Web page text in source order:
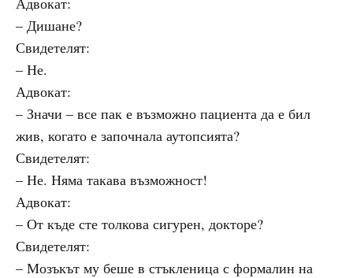
– Дишане?
Свидетелят:
– Не.
Адвокат:
– Значи – все пак е възможно пациента да е бил
жив, когато е започнала аутопсията?
Свидетелят:
– Не. Няма такава възможност!
Адвокат:
– От къде сте толкова сигурен, докторе?
Свидетелят:
– Мозъкът му беше в стъкленица с формалин на